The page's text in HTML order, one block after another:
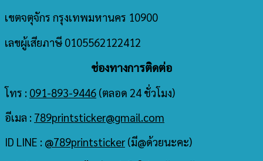
เขตจตุจักร กรุงเทพมหานคร 10900
เลขผู้เสียภาษี 0105562122412
ช่องทางการติดต่อ
โทร : 091-893-9446 (ตลอด 24 ชั่วโมง)
อีเมล : 789printsticker@gmail.com
ID LINE : @789printsticker (มี@ด้วยนะคะ)